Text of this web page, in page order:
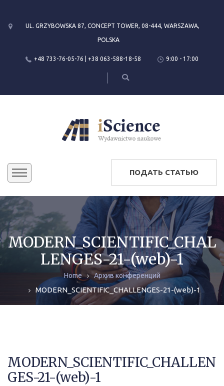
UL. GRZYBOWSKA 87, CONCEPT TOWER, 08-444, WARSZAWA,
POLSKA
+48 733-76-05-76 | +38 063-588-18-58 9:00 - 17:00
КОНФЕРЕНЦИИ
ЖУРНАЛЫ
МОНОГРАФИИ
ПОДАТЬ СТАТЬЮ
MODERN_SCIENTIFIC_CHAL
LENGES-21-(web)-1
Home Архив конференций
MODERN_SCIENTIFIC_CHALLENGES-21-(web)-1
MODERN_SCIENTIFIC_CHALLEN
GES-21-(web)-1